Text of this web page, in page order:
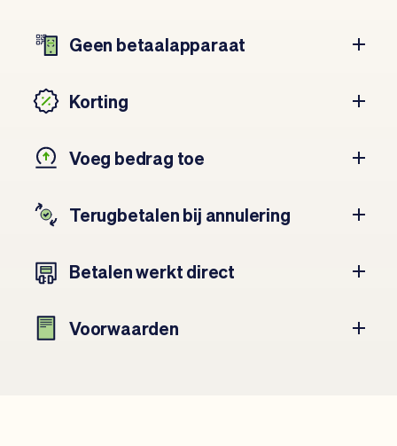
Geen betaalapparaat
Korting
Voeg bedrag toe
Terugbetalen bij annulering
Betalen werkt direct
Voorwaarden